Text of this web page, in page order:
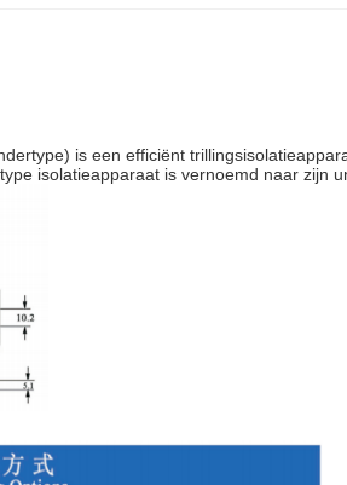
is een efficiënt
isolatieapparaat is vernoemd naar